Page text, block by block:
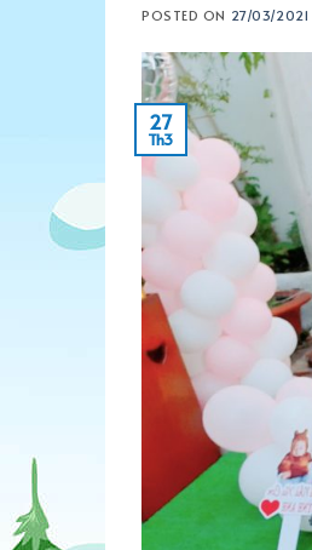
POSTED ON 27/03/2021
27
Th3